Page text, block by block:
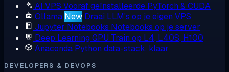
AI VPS Vooraf geïnstalleerde PyTorch & CUDA
Ollama New Draai LLM's op je eigen VPS
Jupyter Notebooks Notebooks op je server
Deep Learning GPU Train op L4, L40S, H100
Anaconda Python data-stack, klaar
DEVELOPERS & DEVOPS